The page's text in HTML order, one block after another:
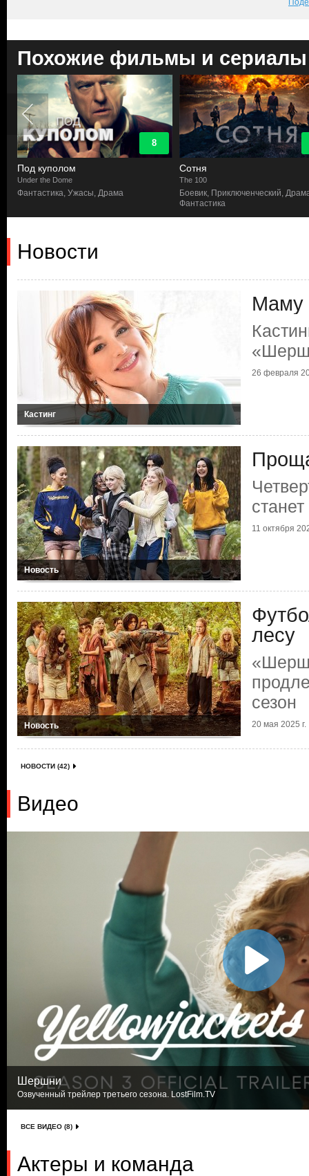
Похожие фильмы и сериалы
8
Под куполом
Under the Dome
Фантастика, Ужасы, Драма
Сотня
The 100
Боевик, Приключенческий,
Фантастика
Новости
Кастинг
Маму
26 февраля
Новость
11 октября
Новость
лесу
сезон
20 мая 2025 г.
НОВОСТИ (42)
Видео
Шершни
Озвученный трейлер третьего сезона. LostFilm.TV
ВСЕ ВИДЕО (8)
Актеры и команда